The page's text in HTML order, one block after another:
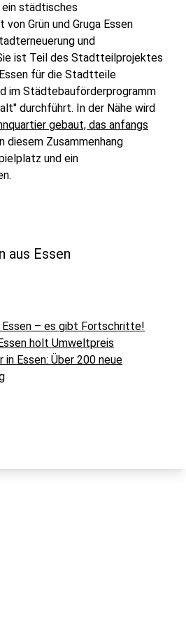
städtisches
Grün und Gruga Essen
und
ist Teil des Stadtteilprojektes
für die Stadtteile
im Städtebauförderprogramm
durchführt. In der Nähe wird
gebaut, das anfangs
diesem Zusammenhang
und ein
aus Essen
– es gibt Fortschritte!
holt Umweltpreis
Essen: Über 200 neue